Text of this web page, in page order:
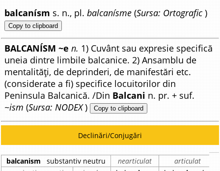
balcanísm s. n., pl.balcanísme (Sursa: Ortografic )
Copy to clipboard
BALCANÍSM ~e n. 1) Cuvânt sau expresie specifică
uneia dintre limbile balcanice. 2) Ansamblu de
mentalități, de deprinderi, de manifestări etc.
(considerate a fi) specifice locuitorilor din
Peninsula Balcanică. /Din Balcani n. pr. + suf.
~ism (Sursa: NODEX) Copy to clipboard
Declinări/Conjugări
balcanism substantiv neutru nearticulat
articulat